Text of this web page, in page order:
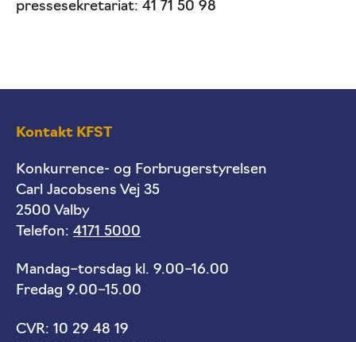
pressesekretariat: 41 71 50 98
Kontakt KFST
Konkurrence- og Forbrugerstyrelsen
Carl Jacobsens Vej 35
2500 Valby
Telefon: 4171 5000
Mandag–torsdag kl. 9.00–16.00
Fredag 9.00–15.00
CVR: 10 29 48 19